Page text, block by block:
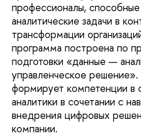
профессионалы,
аналитические задачи в
трансформации
программа построена по
подготовки «данные —
управленческое
формирует компетенции в
аналитики в сочетании с
внедрения цифровых
компании.